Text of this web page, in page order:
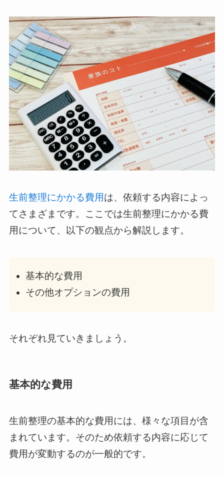
生前整理にかかる費用は、依頼する内容によっ
てさまざまです。ここでは生前整理にかかる費
用について、以下の観点から解説します。
基本的な費用
その他オプションの費用
それぞれ見ていきましょう。
基本的な費用
生前整理の基本的な費用には、様々な項目が含
まれています。そのため依頼する内容に応じて
費用が変動するのが一般的です。